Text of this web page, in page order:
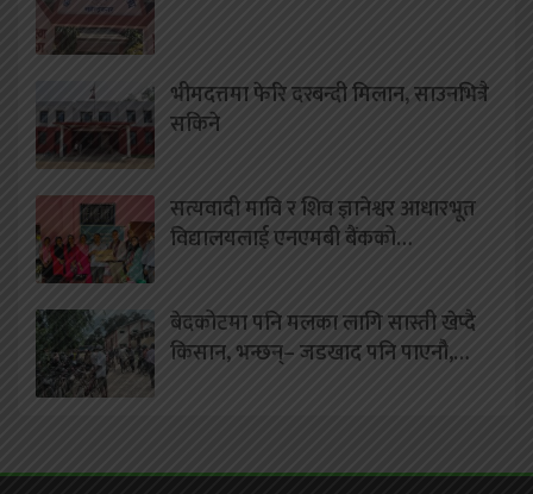
भीमदत्तमा फेरि दरबन्दी मिलान, साउनभित्रै
सकिने
सत्यवादी मावि र शिव ज्ञानेश्वर आधारभूत
विद्यालयलाई एनएमबी बैंकको…
बेदकोटमा पनि मलका लागि सास्ती खेप्दै
किसान, भन्छन्– जडखाद पनि पाएनौ,…